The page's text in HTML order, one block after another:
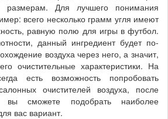
размерам. Для лучшего понимания
всего несколько грамм угля имеют
равную полю для игры в футбол.
данный ингредиент будет по-
воздуха через него, а значит,
очистительные характеристики. На
есть возможность попробовать
очистителей воздуха, после
вы сможете подобрать наиболее
вас вариант.